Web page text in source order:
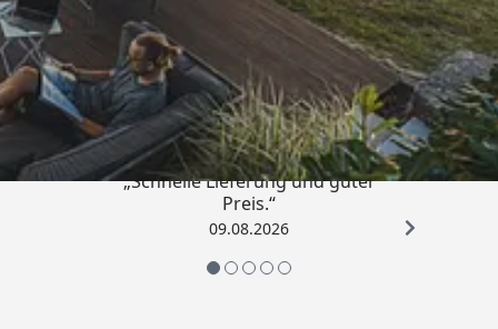
Trusted Shops
4,83/ 5
„Schnelle Lieferung und guter
Preis.“
09.08.2026